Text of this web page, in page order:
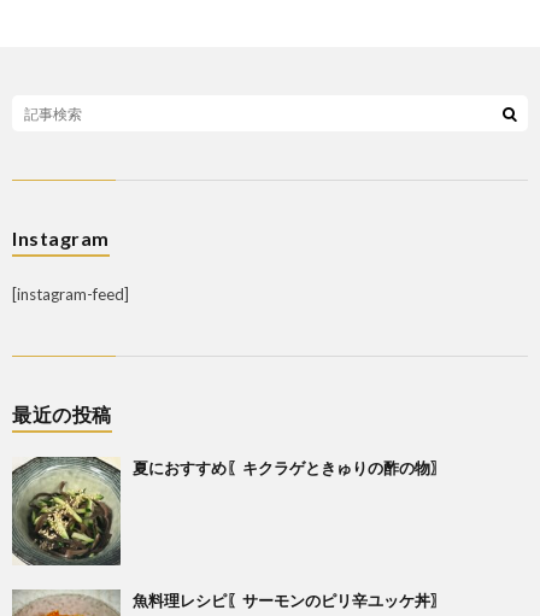
Instagram
[instagram-feed]
最近の投稿
夏におすすめ〖キクラゲときゅりの酢の物〗
魚料理レシピ〖サーモンのピリ辛ユッケ丼〗